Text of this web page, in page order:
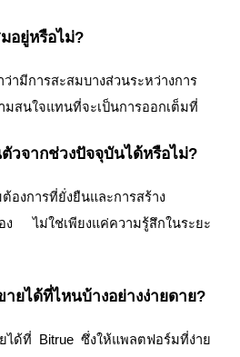
to Share 25000 USDT prize pool!
อยู่หรือไม่?
มีการสะสมบางส่วนระหว่างการ
มสนใจแทนที่จะเป็นการออกเต็มที่
วจากช่วงปัจจุบันได้หรือไม่?
องการที่ยั่งยืนและการสร้าง
ง ไม่ใช่เพียงแค่ความรู้สึกในระยะ
ายได้ที่ไหนบ้างอย่างง่ายดาย?
ได้ที่ Bitrue ซึ่งให้แพลตฟอร์มที่ง่าย